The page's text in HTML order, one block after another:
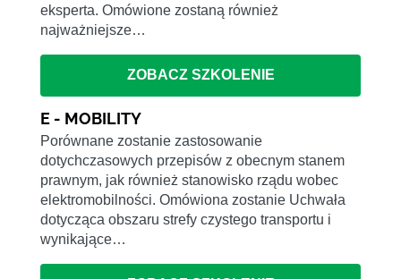
eksperta. Omówione zostaną również
najważniejsze…
ZOBACZ SZKOLENIE
E - MOBILITY
Porównane zostanie zastosowanie
dotychczasowych przepisów z obecnym stanem
prawnym, jak również stanowisko rządu wobec
elektromobilności. Omówiona zostanie Uchwała
dotycząca obszaru strefy czystego transportu i
wynikające…